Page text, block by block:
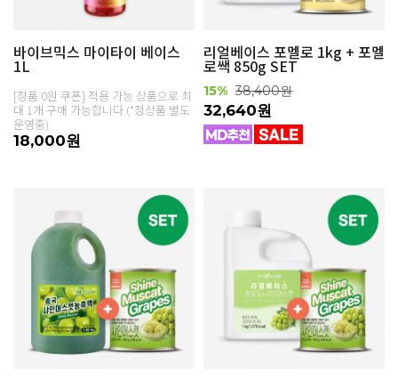
바이브믹스 마이타이 베이스
1L
[정품 0원 쿠폰] 적용 가능 상품으로 최
대 1개 구매 가능합니다.(*정상품 별도
운영중)
18,000원
리얼베이스 포멜로 1kg + 포멜
로쌕 850g SET
15% 38,400원
32,640원